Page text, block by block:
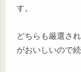
す。
どちらも厳選さ
がおいしいので